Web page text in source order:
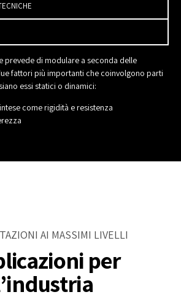
prevede di modulare a seconda delle
fattori più importanti che coinvolgono parti
essi statici o dinamici:
come rigidità e resistenza
AI MASSIMI LIVELLI
per